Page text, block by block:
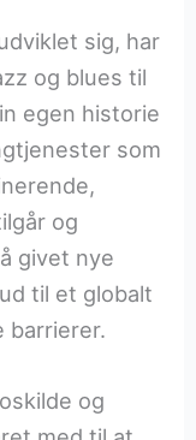
sig, har
og blues til
egen historie
som
og
givet nye
til et globalt
barrierer.
og